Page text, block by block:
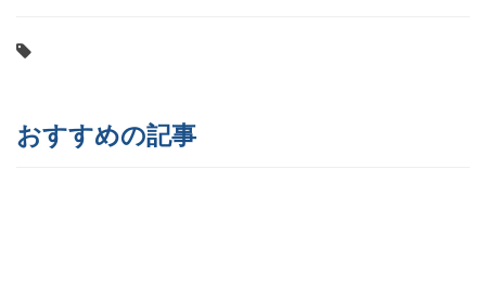
おすすめの記事